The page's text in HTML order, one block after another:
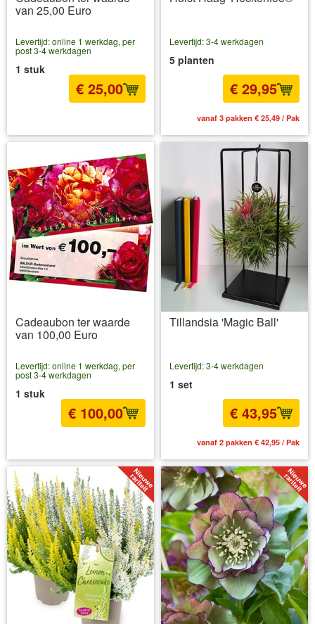
van 25,00 Euro
Levertijd: online 1 werkdag, per
post 3-4 werkdagen
1 stuk
€ 25,00
Levertijd: 3-4 werkdagen
5 planten
€ 29,95
vanaf 3 pakken € 25,49 / Pak
Cadeaubon ter waarde
van 100,00 Euro
Levertijd: online 1 werkdag, per
post 3-4 werkdagen
1 stuk
€ 100,00
Tillandsia 'Magic Ball'
Levertijd: 3-4 werkdagen
1 set
€ 43,95
vanaf 2 pakken € 42,95 / Pak